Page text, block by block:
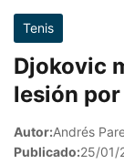
Tenis
Djokovic
lesión
Autor:Andrés
Publicado:25/01/